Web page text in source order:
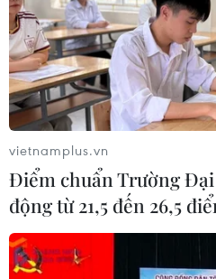
vietnamplus.vn
Điểm chuẩn Trường
động từ 21,5 đến 26,5